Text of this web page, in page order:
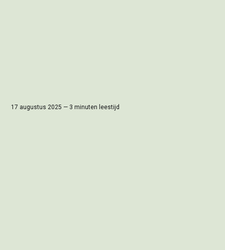
17 augustus 2025 — 3 minuten leestijd